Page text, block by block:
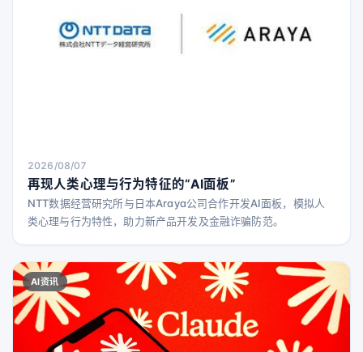
2026/08/07
再现人类心理与行为特征的“AI面板”
NTT数据经营研究所与日本Araya公司合作开发AI面板，模拟人
类心理与行为特性，助力新产品开发及金融诈骗防范。
AI资讯